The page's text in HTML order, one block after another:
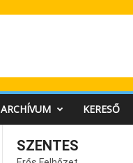
ARCHÍVUM KERESŐ
SZENTES